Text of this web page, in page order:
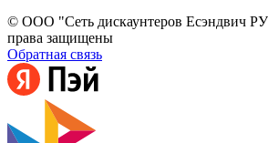
© ООО "Сеть дискаунтеров Есэндвич
права защищены
Обратная связь